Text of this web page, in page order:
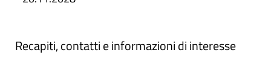
Recapiti, contatti e informazioni di interesse